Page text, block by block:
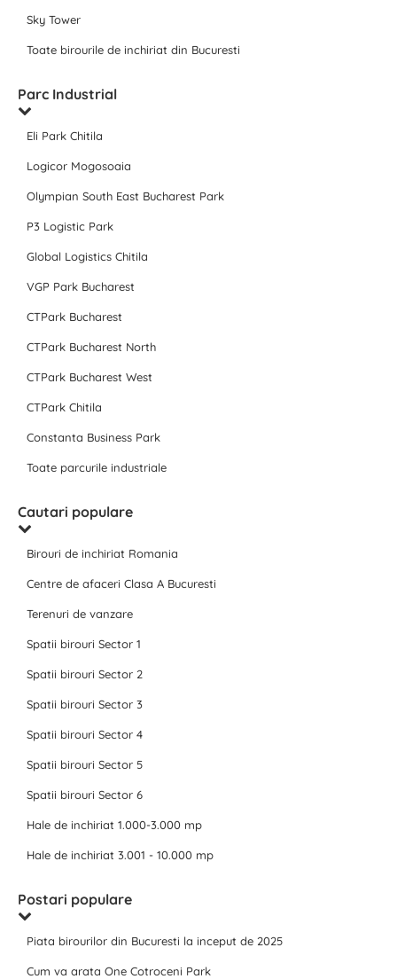
Sky Tower
Toate birourile de inchiriat din Bucuresti
Parc Industrial
Eli Park Chitila
Logicor Mogosoaia
Olympian South East Bucharest Park
P3 Logistic Park
Global Logistics Chitila
VGP Park Bucharest
CTPark Bucharest
CTPark Bucharest North
CTPark Bucharest West
CTPark Chitila
Constanta Business Park
Toate parcurile industriale
Cautari populare
Birouri de inchiriat Romania
Centre de afaceri Clasa A Bucuresti
Terenuri de vanzare
Spatii birouri Sector 1
Spatii birouri Sector 2
Spatii birouri Sector 3
Spatii birouri Sector 4
Spatii birouri Sector 5
Spatii birouri Sector 6
Hale de inchiriat 1.000-3.000 mp
Hale de inchiriat 3.001 - 10.000 mp
Postari populare
Piata birourilor din Bucuresti la inceput de 2025
Cum va arata One Cotroceni Park